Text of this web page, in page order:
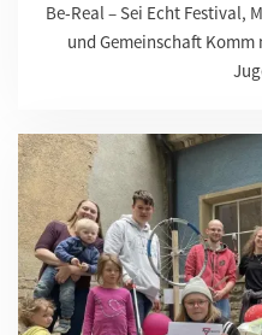
Be-Real – Sei Echt Festival,
und Gemeinschaft